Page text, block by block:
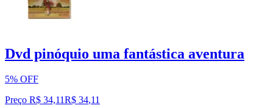
Dvd pinóquio uma fantástica aventura
5% OFF
Preço R$ 34,11R$ 34,11